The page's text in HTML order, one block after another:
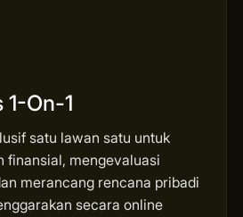
1-On-1
satu lawan satu untuk
finansial, mengevaluasi
merancang rencana pribadi
secara online